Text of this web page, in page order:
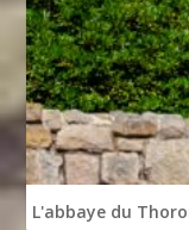
L'abbaye du